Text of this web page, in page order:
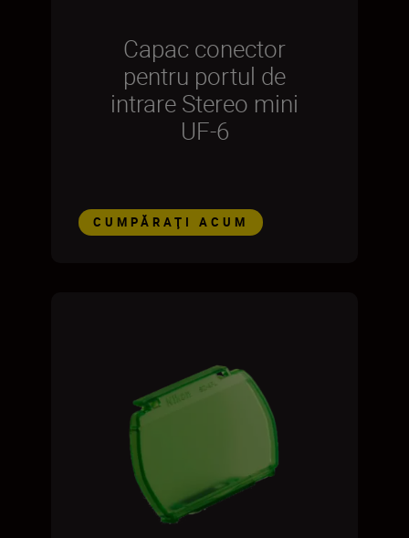
Capac conector
pentru portul de
intrare Stereo mini
UF-6
CUMPĂRAŢI ACUM